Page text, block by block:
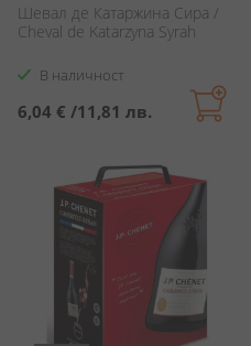
Шевал де Катаржина Сира /
Cheval de Katarzyna Syrah
В наличност
6,04 € /11,81 лв.